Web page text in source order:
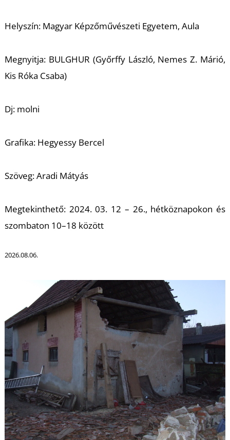
Helyszín: Magyar Képzőművészeti Egyetem, Aula
Megnyitja: BULGHUR (Győrffy László, Nemes Z. Márió,
Kis Róka Csaba)
Dj: molni
Grafika: Hegyessy Bercel
Szöveg: Aradi Mátyás
Megtekinthető: 2024. 03. 12 – 26., hétköznapokon és
szombaton 10–18 között
2026.08.06.